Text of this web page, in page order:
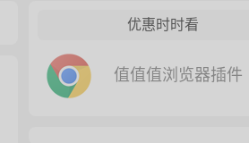
优惠时时看
值值值浏览器插件